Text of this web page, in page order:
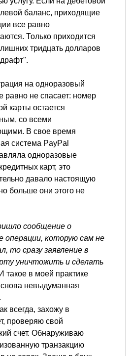
баланс, приходящие
все равно
Только приходится
тридцать долларов
на одноразовый
равно не спасает: номер
карты остается
со всеми
В свое время
система PayPal
одноразовые
карт, это
давало настоящую
больше они этого не
сообщение о
операции, которую сам не
то сразу заявление в
уничтожить и сделать
такое в моей практике
невыдуманная
всегда, захожу в
проверяю свой
счет. Обнаруживаю
транзакцию